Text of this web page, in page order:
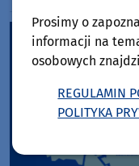
Prosimy o
informacji na
osobowych
REGULAMIN
POLITYKA